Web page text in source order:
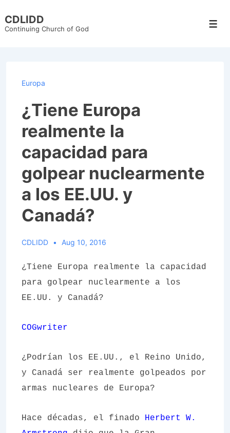
Skip
CDLIDD
Continuing Church of God
Europa
¿Tiene Europa
realmente la
capacidad para
golpear nuclearmente
a los EE.UU. y
Canadá?
CDLIDD Aug 10, 2016
¿Tiene Europa realmente la capacidad
para golpear nuclearmente a los
EE.UU. y Canadá?
COGwriter
¿Podrían los EE.UU., el Reino Unido,
y Canadá ser realmente golpeados por
armas nucleares de Europa?
Hace décadas, el finado Herbert W.